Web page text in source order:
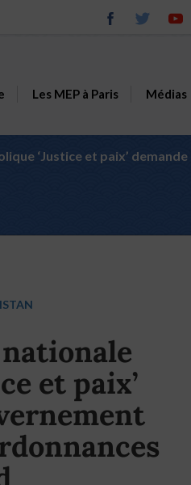
Les MEP à Paris Médias
‘Justice et paix’
et paix’